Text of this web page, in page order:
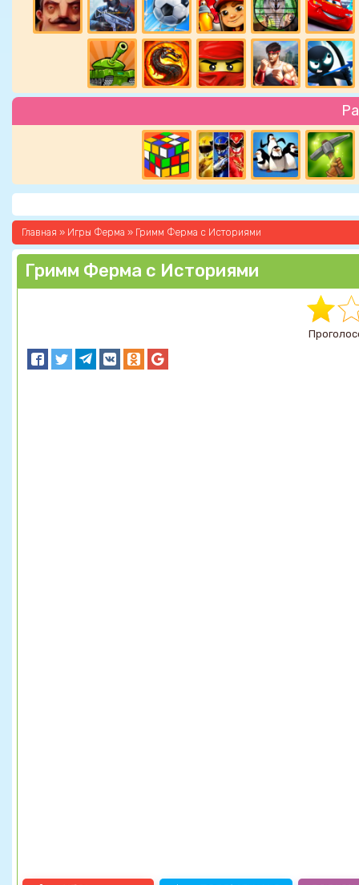
Главная » Игры Ферма » Гримм Ферма с Историями
Гримм Ферма с Историями